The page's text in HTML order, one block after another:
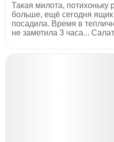
Такая милота, потихоньку
больше, ещё сегодня ящик
посадила. Время в
не заметила 3 часа...